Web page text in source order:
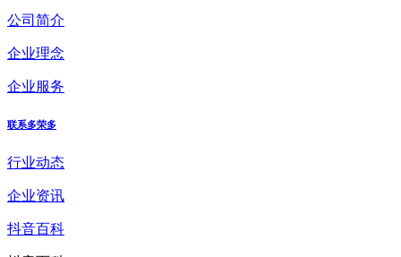
公司简介
企业理念
企业服务
联系多荣多
行业动态
企业资讯
抖音百科